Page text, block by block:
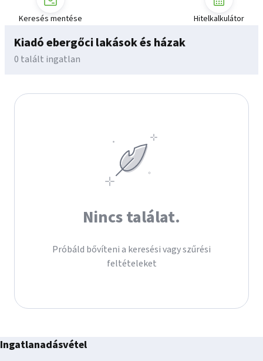
Kiadó ebergőci lakások és házak
0 talált ingatlan
Nincs találat.
Próbáld bővíteni a keresési vagy szűrési
feltételeket
Keresés mentése Hitelkalkulátor
Ingatlanadásvétel